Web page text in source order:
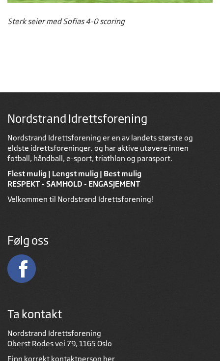
Sterk seier med Sofias 4-0 scoring
Nordstrand Idrettsforening
Nordstrand Idrettsforening er en av landets største og
eldste idrettsforeninger, og har aktive utøvere innen
fotball, håndball, e-sport, triathlon og parasport.
Flest mulig | Lengst mulig | Best mulig
RESPEKT - SAMHOLD - ENGASJEMENT
Velkommen til Nordstrand Idrettsforening!
Følg oss
Ta kontakt
Nordstrand Idrettsforening
Oberst Rodes vei 79, 1165 Oslo
Finn korrekt kontaktperson her